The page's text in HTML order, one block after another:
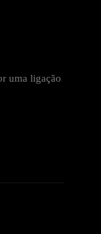
uma ligação